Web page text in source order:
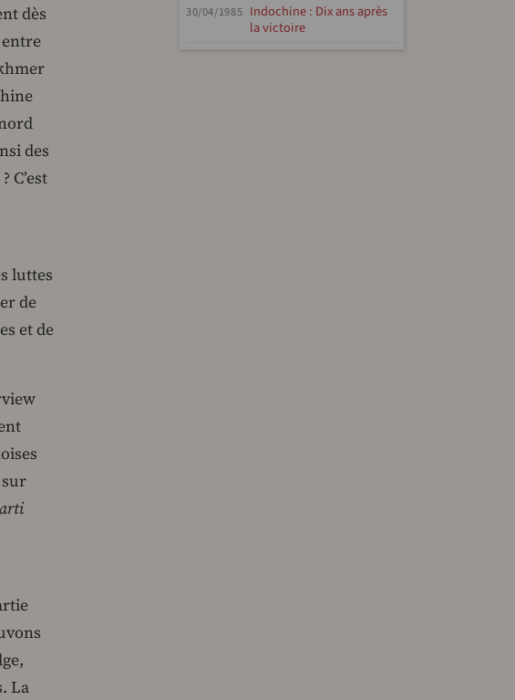
dès
des
C’est
luttes
de
et de
La
30/04/1985 Indochine : Dix ans après
la victoire